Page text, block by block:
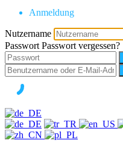
Anmeldung
Nutzername
Passwort Passwort vergessen?